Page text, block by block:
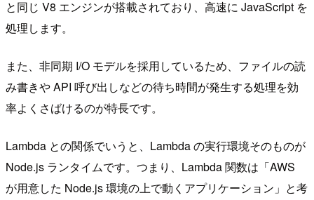
と同じ V8 エンジンが搭載されており、高速に JavaScript を
処理します。
また、非同期 I/O モデルを採用しているため、ファイルの読
み書きや API 呼び出しなどの待ち時間が発生する処理を効
率よくさばけるのが特長です。
Lambda との関係でいうと、Lambda の実行環境そのものが
Node.js ランタイムです。つまり、Lambda 関数は「AWS
が用意した Node.js 環境の上で動くアプリケーション」と考